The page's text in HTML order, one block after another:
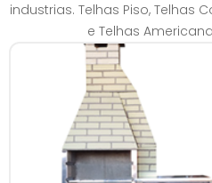
industrias. Telhas Piso, Telhas
e Telhas